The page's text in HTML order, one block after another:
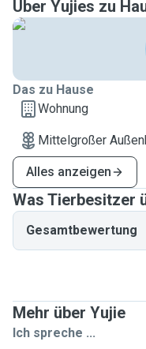
Über Yujies zu
Das zu Hause
Wohnung
Mittelgroßer
Alles anzeigen
Was Tierbesitzer
Gesamtbewertung
Mehr über Yujie
Ich spreche ...